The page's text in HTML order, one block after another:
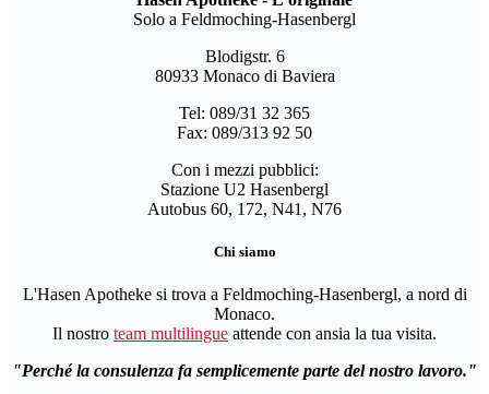
Solo a Feldmoching-Hasenbergl
Blodigstr. 6
80933 Monaco di Baviera
Tel: 089/31 32 365
Fax: 089/313 92 50
Con i mezzi pubblici:
Stazione U2 Hasenbergl
Autobus 60, 172, N41, N76
Chi siamo
L'Hasen Apotheke si trova a Feldmoching-Hasenbergl, a nord di
Monaco.
Il nostro team multilingue attende con ansia la tua visita.
Perché la consulenza fa semplicemente parte del nostro lavoro.